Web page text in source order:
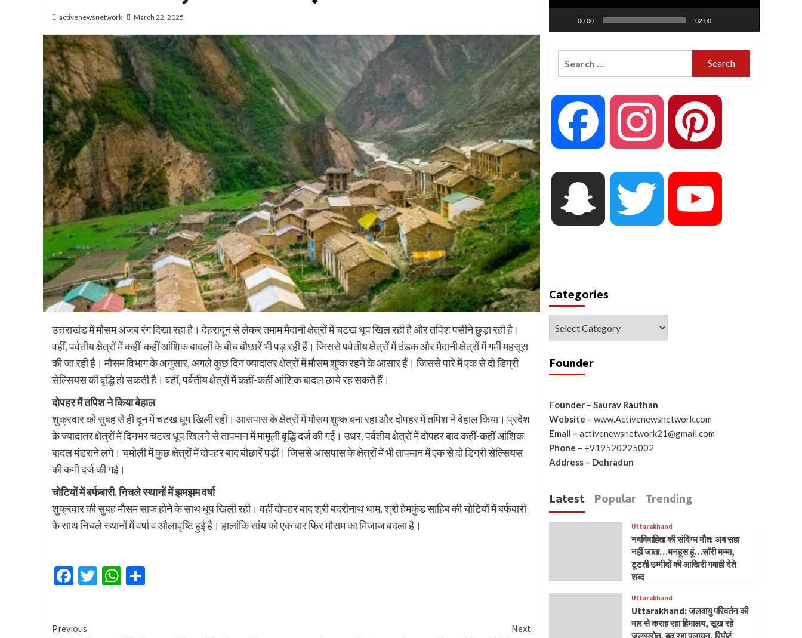
activenewsnetwork March 22, 2025
उत्तराखंड में मौसम अजब रंग दिखा रहा है। देहरादून से लेकर तमाम मैदानी क्षेत्रों में चटख धूप खिल रही है और तपिश पसीने छुड़ा रही है।
वहीं, पर्वतीय क्षेत्रों में कहीं-कहीं आंशिक बादलों के बीच बौछारें भी पड़ रही हैं। जिससे पर्वतीय क्षेत्रों में ठंडक और मैदानी क्षेत्रों में गर्मी महसूस
की जा रही है। मौसम विभाग के अनुसार, अगले कुछ दिन ज्यादातर क्षेत्रों में मौसम शुष्क रहने के आसार हैं। जिससे पारे में एक से दो डिग्री
सेल्सियस की वृद्धि हो सकती है। वहीं, पर्वतीय क्षेत्रों में कहीं-कहीं आंशिक बादल छाये रह सकते हैं।
दोपहर में तपिश ने किया बेहाल
शुक्रवार को सुबह से ही दून में चटख धूप खिली रही। आसपास के क्षेत्रों में मौसम शुष्क बना रहा और दोपहर में तपिश ने बेहाल किया। प्रदेश
के ज्यादातर क्षेत्रों में दिनभर चटख धूप खिलने से तापमान में मामूली वृद्धि दर्ज की गई। उधर, पर्वतीय क्षेत्रों में दोपहर बाद कहीं-कहीं आंशिक
बादल मंडराने लगे। चमोली में कुछ क्षेत्रों में दोपहर बाद बौछारें पड़ीं। जिससे आसपास के क्षेत्रों में भी तापमान में एक से दो डिग्री सेल्सियस
की कमी दर्ज की गई।
चोटियों में बर्फबारी, निचले स्थानों में झमझम वर्षा
शुक्रवार की सुबह मौसम साफ होने के साथ धूप खिली रही। वहीं दोपहर बाद श्री बदरीनाथ धाम, श्री हेमकुंड साहिब की चोटियों में बर्फबारी
के साथ निचले स्थानों में वर्षा व औलावृष्टि हुई है। हालांकि सांय को एक बार फिर मौसम का मिजाज बदला है।
Facebook
TwitterWhatsApp
Continue
Previous
Next
00:00 02:00
Facebook Instagram
Snapchat Twitter
Categories
Founder
Founder – Saurav Rauthan
Website – www.Activenewsnetwork.com
Email – activenewsnetwork21@gmail.com
Phone – +919520225002
Address – Dehradun
Latest Popular Trending
Uttarakhand
नवविवाहिता की संदिग्ध मौत: अब सहा
नहीं जाता…मनहूस हूं…सॉरी मम्मा,
टूटती उम्मीदों की आखिरी गवाही देते
शब्द
Uttarakhand
Uttarakhand: जलवायु परिवर्तन की
मार से कराह रहा हिमालय, सूख रहे